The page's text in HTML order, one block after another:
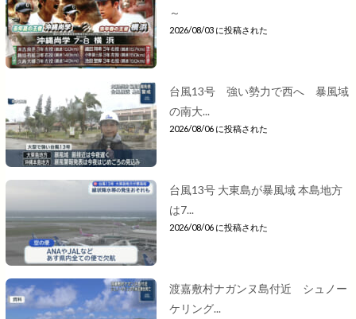
～
2026/08/03 に投稿された
台風13号 強い勢力で西へ 暴風域
の南大...
2026/08/06 に投稿された
台風13号 大東島が暴風域 本島地方
は7...
2026/08/06 に投稿された
渡嘉敷村ナガンヌ島付近 シュノー
ケリング...